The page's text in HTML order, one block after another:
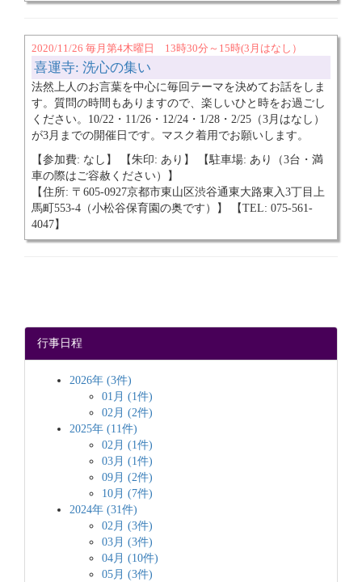
2020/11/26 毎月第4木曜日 13時30分～15時(3月はなし）
喜運寺: 洗心の集い
法然上人のお言葉を中心に毎回テーマを決めてお話をしま
す。質問の時間もありますので、楽しいひと時をお過ごし
ください。10/22・11/26・12/24・1/28・2/25（3月はなし）
が3月までの開催日です。マスク着用でお願いします。
【参加費: なし】 【朱印: あり】 【駐車場: あり（3台・満
車の際はご容赦ください）】
【住所: 〒605-0927京都市東山区渋谷通東大路東入3丁目上
馬町553-4（小松谷保育園の奥です）】 【TEL: 075-561-
4047】
行事日程
2026年 (3件)
01月 (1件)
02月 (2件)
2025年 (11件)
02月 (1件)
03月 (1件)
09月 (2件)
10月 (7件)
2024年 (31件)
02月 (3件)
03月 (3件)
04月 (10件)
05月 (3件)